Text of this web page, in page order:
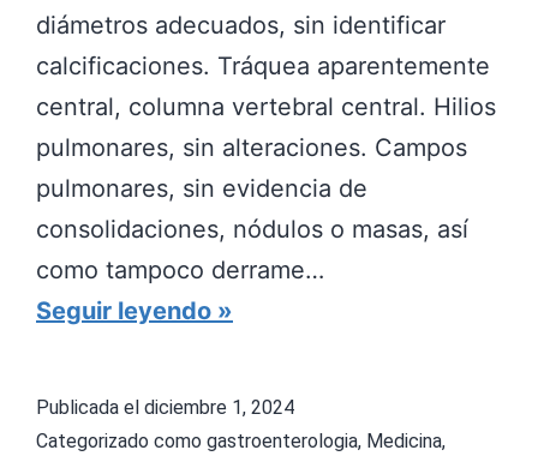
diámetros adecuados, sin identificar
calcificaciones. Tráquea aparentemente
central, columna vertebral central. Hilios
pulmonares, sin alteraciones. Campos
pulmonares, sin evidencia de
consolidaciones, nódulos o masas, así
como tampoco derrame…
Seguir leyendo I
G
Publicada el diciembre 1, 2024
Categorizado como gastroenterologia, Medicina,